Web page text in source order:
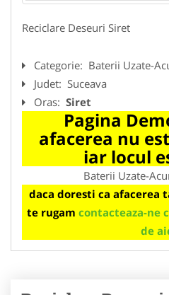
Reciclare Deseuri Siret
Categorie: Baterii Uzate-
Judet: Suceava
Oras: Siret
Pagina
afacerea nu
iar locul
Baterii Uzate-
daca doresti ca afacerea
te rugam contacteaza-ne
de